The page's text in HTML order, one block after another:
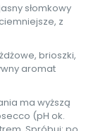
słomkowy
z
brioszki,
aromat
ma wyższą
(pH ok.